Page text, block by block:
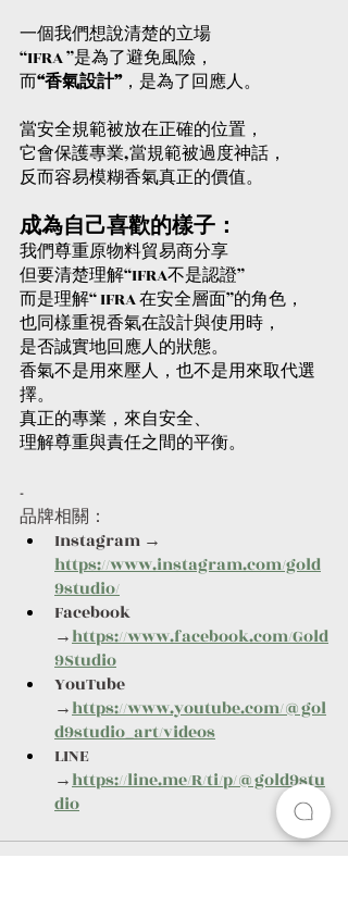
一個我們想說清楚的立場
“IFRA ”是為了避免風險，
而“香氣設計”，是為了回應人。
當安全規範被放在正確的位置，
它會保護專業,當規範被過度神話，
反而容易模糊香氣真正的價值。
成為自己喜歡的樣子：
我們尊重原物料貿易商分享
但要清楚理解“IFRA不是認證”
而是理解“ IFRA 在安全層面”的角色，
也同樣重視香氣在設計與使用時，
是否誠實地回應人的狀態。
香氣不是用來壓人，也不是用來取代選
擇。
真正的專業，來自安全、
理解尊重與責任之間的平衡。
-
品牌相關：
Instagram →
https://www.instagram.com/gold
9studio/
Facebook
→https://www.facebook.com/Gold
9Studio
YouTube
→https://www.youtube.com/@gol
d9studio_art/videos
LINE
→https://line.me/R/ti/p/@gold9stu
dio